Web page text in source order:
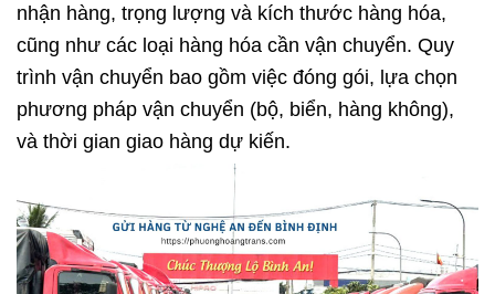
nhận hàng, trọng lượng và kích thước hàng hóa,
cũng như các loại hàng hóa cần vận chuyển. Quy
trình vận chuyển bao gồm việc đóng gói, lựa chọn
phương pháp vận chuyển (bộ, biển, hàng không),
và thời gian giao hàng dự kiến.